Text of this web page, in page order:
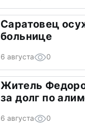
Саратовец
больнице
6 августа 0
Житель
за долг по
6 августа 0